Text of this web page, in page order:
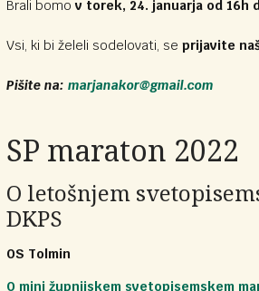
Brali bomov torek, 24. januarja od 16h
Vsi, ki bi želeli sodelovati, se prijavite
Pišite na: marjanakor@gmail.com
SP maraton 2022
O letošnjem
DKPS
OS Tolmin
O mini župnijskem svetopisemskem